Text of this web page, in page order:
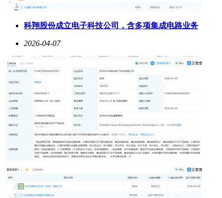
科翔股份成立电子科技公司，含多项集成电路业务
2026-04-07